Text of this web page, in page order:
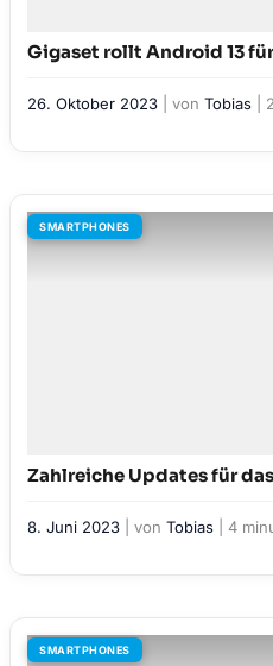
Gigaset rollt Android 13
26. Oktober 2023 | von Tobias
Zahlreiche Updates für
8. Juni 2023 | von Tobias 4
SMARTPHONES
SMARTPHONES